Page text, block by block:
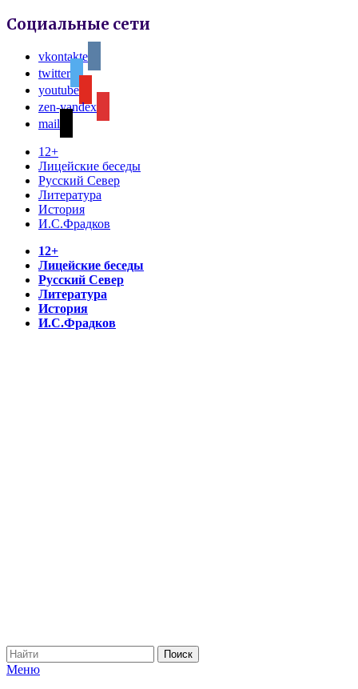
Социальные сети
vkontakte
twitter
youtube
zen-yandex
mail
12+
Лицейские беседы
Русский Север
Литература
История
И.С.Фрадков
12+
Лицейские беседы
Русский Север
Литература
История
И.С.Фрадков
Меню